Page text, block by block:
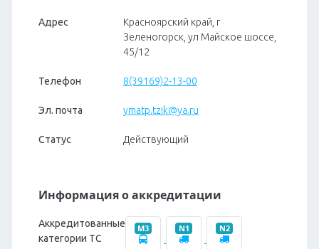
Адрес
Красноярский край, г
Зеленогорск, ул Майское шоссе,
45/12
Телефон 8(39169)2-13-00
Эл. почта ymatp.tzik@ya.ru
Статус Действующий
Информация о аккредитации
Аккредитованные
категории ТС
M3 N1 N2